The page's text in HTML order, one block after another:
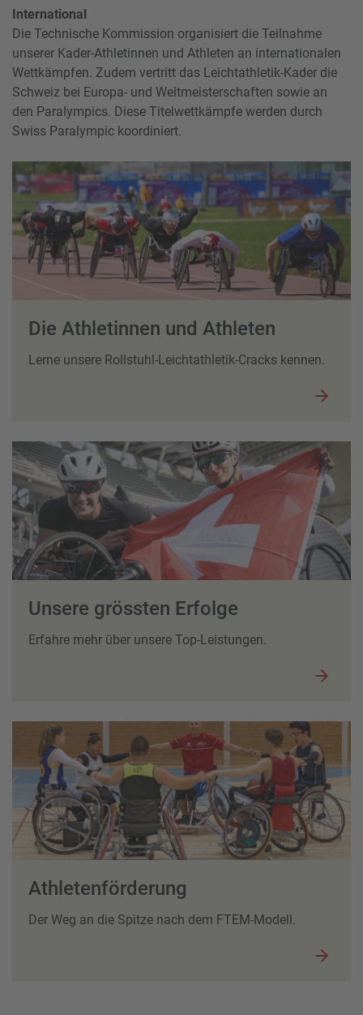
International
Die Technische Kommission organisiert die Teilnahme
unserer Kader-Athletinnen und Athleten an internationalen
Wettkämpfen. Zudem vertritt das Leichtathletik-Kader die
Schweiz bei Europa- und Weltmeisterschaften sowie an
den Paralympics. Diese Titelwettkämpfe werden durch
Swiss Paralympic koordiniert.
Die Athletinnen und Athleten
Lerne unsere Rollstuhl-Leichtathletik-Cracks kennen.
Unsere grössten Erfolge
Erfahre mehr über unsere Top-Leistungen.
Athletenförderung
Der Weg an die Spitze nach dem FTEM-Modell.